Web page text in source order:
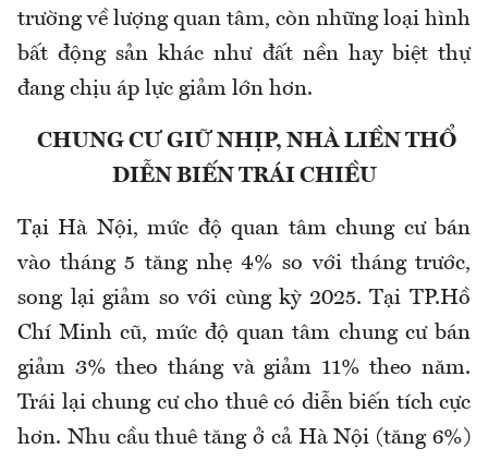
trường về lượng quan tâm, còn những loại hình
bất động sản khác như đất nền hay biệt thự
đang chịu áp lực giảm lớn hơn.
CHUNG CƯ GIỮ NHỊP, NHÀ LIỀN THỔ
DIỄN BIẾN TRÁI CHIỀU
Tại Hà Nội, mức độ quan tâm chung cư bán
vào tháng 5 tăng nhẹ 4% so với tháng trước,
song lại giảm so với cùng kỳ 2025. Tại TP.Hồ
Chí Minh cũ, mức độ quan tâm chung cư bán
giảm 3% theo tháng và giảm 11% theo năm.
Trái lại chung cư cho thuê có diễn biến tích cực
hơn. Nhu cầu thuê tăng ở cả Hà Nội (tăng 6%)